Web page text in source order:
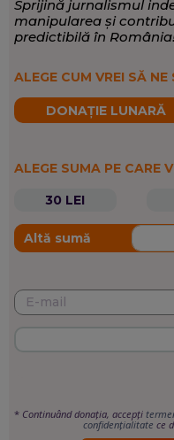
Sprijină jurnalismul
manipularea și
predictibilă în
ALEGE CUM VREI SĂ NE
DONAȚIE LUNARĂ
ALEGE SUMA PE CARE
30 LEI
Altă sumă
* Continuând donația, accepți
confidențialitate ce